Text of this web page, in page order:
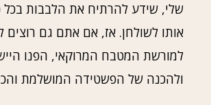
שלי, שידע להרתיח את הלבבות
אותו לשולחן. אז, אם אתם גם
למורשת המטבח המרוקאי, הפנו
ולהכנה של הפשטידה המושלמת